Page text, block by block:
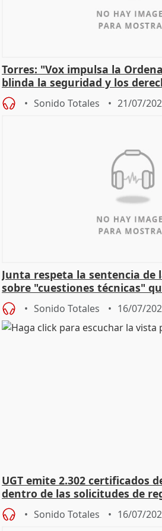
Torres: "Vox impulsa la
blinda la seguridad y los
control"
Sonido Totales 21/07/
Junta respeta la sentencia de
sobre "cuestiones técnicas"
const
Sonido Totales 16/07/
UGT emite 2.302 certificados
dentro de las solicitudes de
Sonido Totales 16/07/